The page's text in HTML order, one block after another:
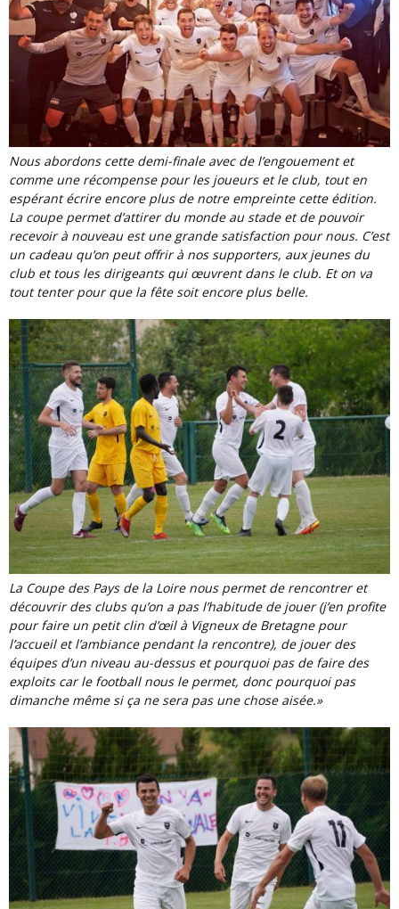
Nous abordons cette demi-finale avec de l’engouement et
comme une récompense pour les joueurs et le club, tout en
espérant écrire encore plus de notre empreinte cette édition.
La coupe permet d’attirer du monde au stade et de pouvoir
recevoir à nouveau est une grande satisfaction pour nous. C’est
un cadeau qu’on peut offrir à nos supporters, aux jeunes du
club et tous les dirigeants qui œuvrent dans le club. Et on va
tout tenter pour que la fête soit encore plus belle.
La Coupe des Pays de la Loire nous permet de rencontrer et
découvrir des clubs qu’on a pas l’habitude de jouer (j’en profite
pour faire un petit clin d’œil à Vigneux de Bretagne pour
l’accueil et l’ambiance pendant la rencontre), de jouer des
équipes d’un niveau au-dessus et pourquoi pas de faire des
exploits car le football nous le permet, donc pourquoi pas
dimanche même si ça ne sera pas une chose aisée.»